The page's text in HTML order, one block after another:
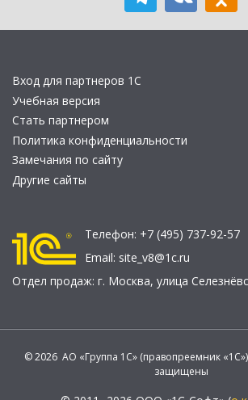
Вход для партнеров 1С
Учебная версия
Стать партнером
Политика конфиденциальности
Замечания по сайту
Другие сайты
Телефон: +7 (495) 737-92-57
Email: site_v8@1c.ru
Отдел продаж: г. Москва, улица
© 2026 АО «Группа 1С» (правопреемник
защищены